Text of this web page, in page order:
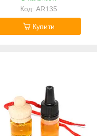
AR135
Купити